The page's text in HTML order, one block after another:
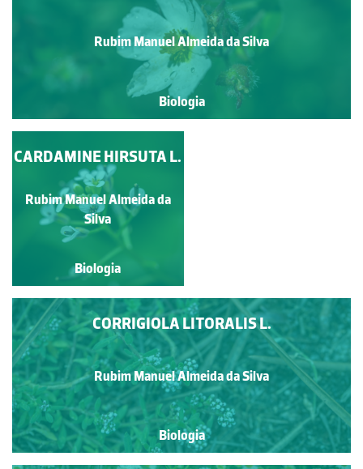
Rubim Manuel Almeida da Silva
Biologia
CONYZA CANADENSIS
(L.) CRONQUIST
Rubim Manuel Almeida da
Silva
Biologia
CARDAMINE HIRSUTA L.
Rubim Manuel Almeida da
Silva
Biologia
CORRIGIOLA LITORALIS L.
Rubim Manuel Almeida da Silva
Biologia